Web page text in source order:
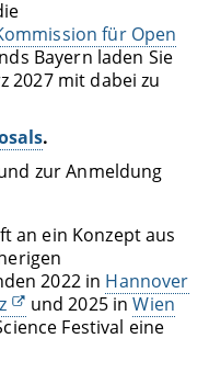
für Open
Bayern laden Sie
2027 mit dabei zu
.
zur Anmeldung
an ein Konzept aus
2022 in Hannover
und 2025 inWien
Festival eine